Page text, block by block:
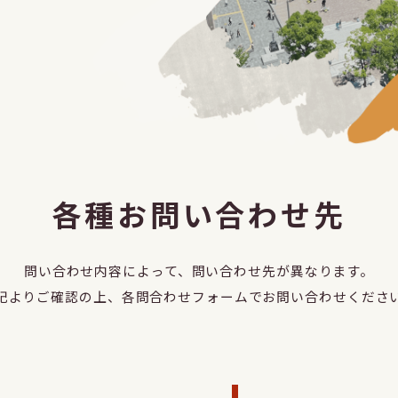
各種お問い合わせ先
問い合わせ内容によって、問い合わせ先が異なります。
よりご確認の上、 各問合わせフォームでお問い合わせくださ